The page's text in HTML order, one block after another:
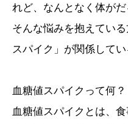
れど、なんとなく体がだ
そんな悩みを抱えてい
スパイク」が関係してい
血糖値スパイクって何？
血糖値スパイクとは、